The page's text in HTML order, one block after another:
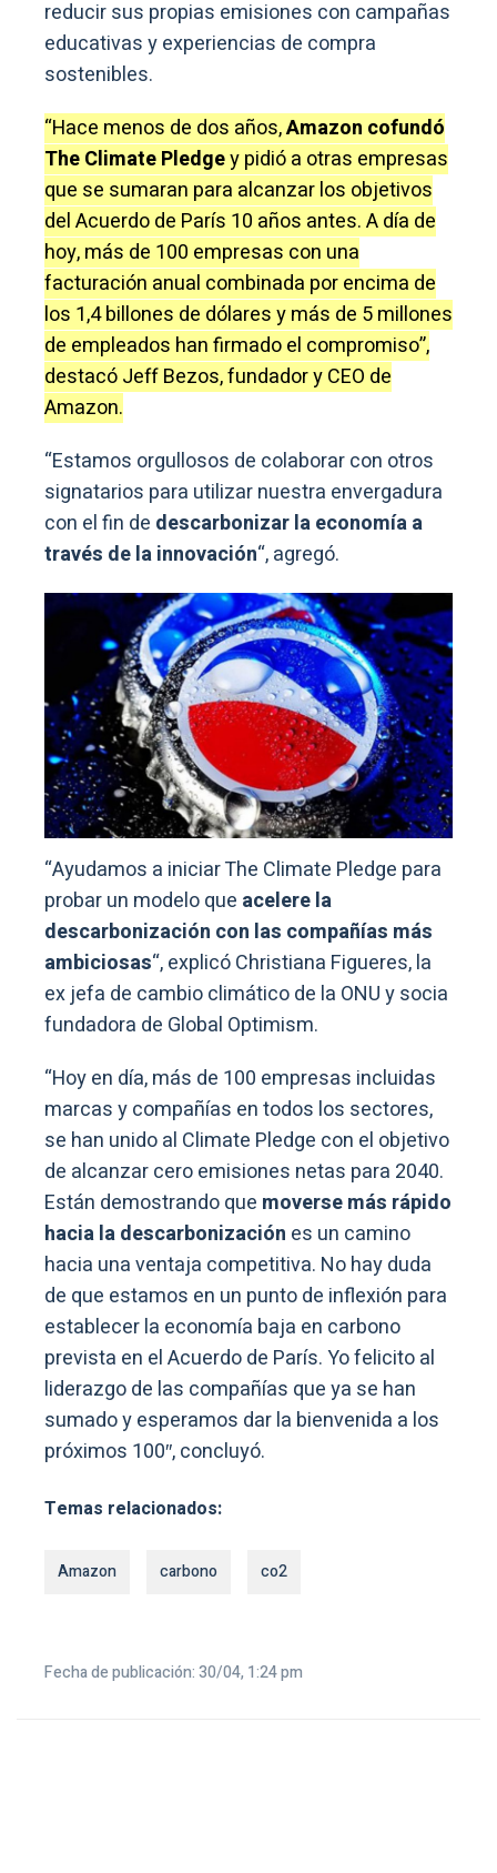
reducir sus propias emisiones con campañas
educativas y experiencias de compra
sostenibles.
“Hace menos de dos años,Amazon cofundó
The Climate Pledgey pidió a otras empresas
que se sumaran para alcanzar los objetivos
del Acuerdo de París 10 años antes. A día de
hoy, más de 100 empresas con una
facturación anual combinada por encima de
los 1,4 billones de dólares y más de 5 millones
de empleados han firmado el compromiso”,
destacó Jeff Bezos, fundador y CEO de
Amazon.
“Estamos orgullosos de colaborar con otros
signatarios para utilizar nuestra envergadura
con el fin de descarbonizar la economía a
través de la innovación“, agregó.
“Ayudamos a iniciar The Climate Pledge para
probar un modelo que acelere la
descarbonización con las compañías más
ambiciosas“, explicó Christiana Figueres, la
ex jefa de cambio climático de la ONU y socia
fundadora de Global Optimism.
“Hoy en día, más de 100 empresas incluidas
marcas y compañías en todos los sectores,
se han unido al Climate Pledge con el objetivo
de alcanzar cero emisiones netas para 2040.
Están demostrando que moverse más rápido
hacia la descarbonización es un camino
hacia una ventaja competitiva. No hay duda
de que estamos en un punto de inflexión para
establecer la economía baja en carbono
prevista en el Acuerdo de París. Yo felicito al
liderazgo de las compañías que ya se han
sumado y esperamos dar la bienvenida a los
próximos 100″, concluyó.
Temas relacionados:
Amazon carbono co2
Fecha de publicación: 30/04, 1:24 pm